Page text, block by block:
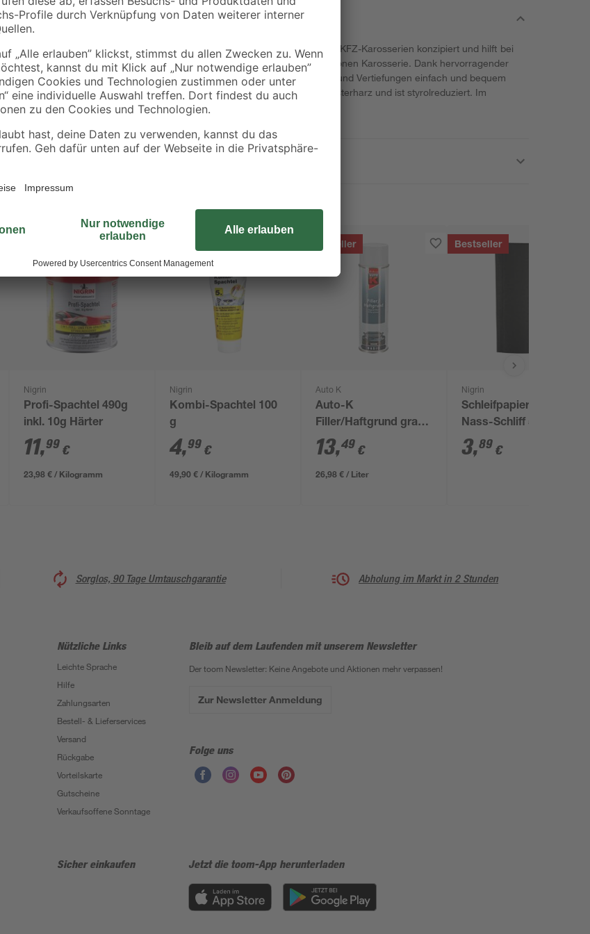
Der Füllspachtel der Marke Nigrin ist speziell für KFZ-Karosserien konzipiert und hilft bei
Kratzern und Lackschäden sowie bei Deformationen Karosserie. Dank hervorragender
Füll- und Hafteigenschaften lassen sich Beulen und Vertiefungen einfach und bequem
wieder auffüllen. Der Spachtel basiert auf Polyesterharz und ist styrolreduziert. Im
Lieferumfang ist auch 20 g Härter enthalten.
Nigrin
Profi-Spachtel 490g
inkl. 10g Härter
11,99 €
23,98 € / Kilogramm
Nigrin
Kombi-Spachtel 100
g
4,99 €
49,90 € / Kilogramm
Bestseller
Auto K
Auto-K
Filler/Haftgrund grau
500 ml
13,49 €
26,98 € / Liter
Bestseller
Nigrin
Schleifpapiere für
Nass-Schliff 5 Stück
3,89 €
Sorglos, 90 Tage Umtauschgarantie Abholung im Markt in 2 Stunden
Nützliche Links
Leichte Sprache
Hilfe
Zahlungsarten
Bestell- & Lieferservices
Versand
Rückgabe
Vorteilskarte
Gutscheine
Verkaufsoffene Sonntage
Bleib auf dem Laufenden mit unserem Newsletter
Der toom Newsletter: Keine Angebote und Aktionen mehr verpassen!
Zur Newsletter Anmeldung
Folge uns
Sicher einkaufen Jetzt die toom-App herunterladen